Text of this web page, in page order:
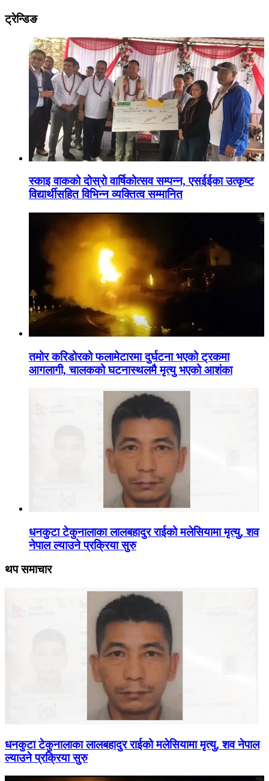
ट्रेन्डिङ
स्काइ वाकको दोस्रो वार्षिकोत्सव सम्पन्न, एसईईका उत्कृष्ट
विद्यार्थीसहित विभिन्न व्यक्तित्व सम्मानित
तमोर करिडोरको फलामेटारमा दुर्घटना भएको ट्रकमा
आगलागी, चालकको घटनास्थलमै मृत्यु भएको आशंका
धनकुटा टेकुनालाका लालबहादुर राईको मलेसियामा मृत्यु, शव
नेपाल ल्याउने प्रक्रिया सुरु
थप समाचार
धनकुटा टेकुनालाका लालबहादुर राईको मलेसियामा मृत्यु, शव नेपाल
ल्याउने प्रक्रिया सुरु